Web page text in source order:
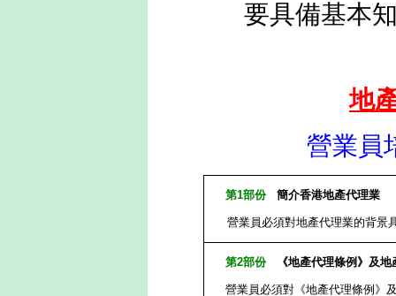
要具備基本
地
營業員
第1部份 簡介香港地產代理業
營業員必須對地產代理業的背景
第2部份 《地產代理條例》及
營業員必須對《地產代理條例》